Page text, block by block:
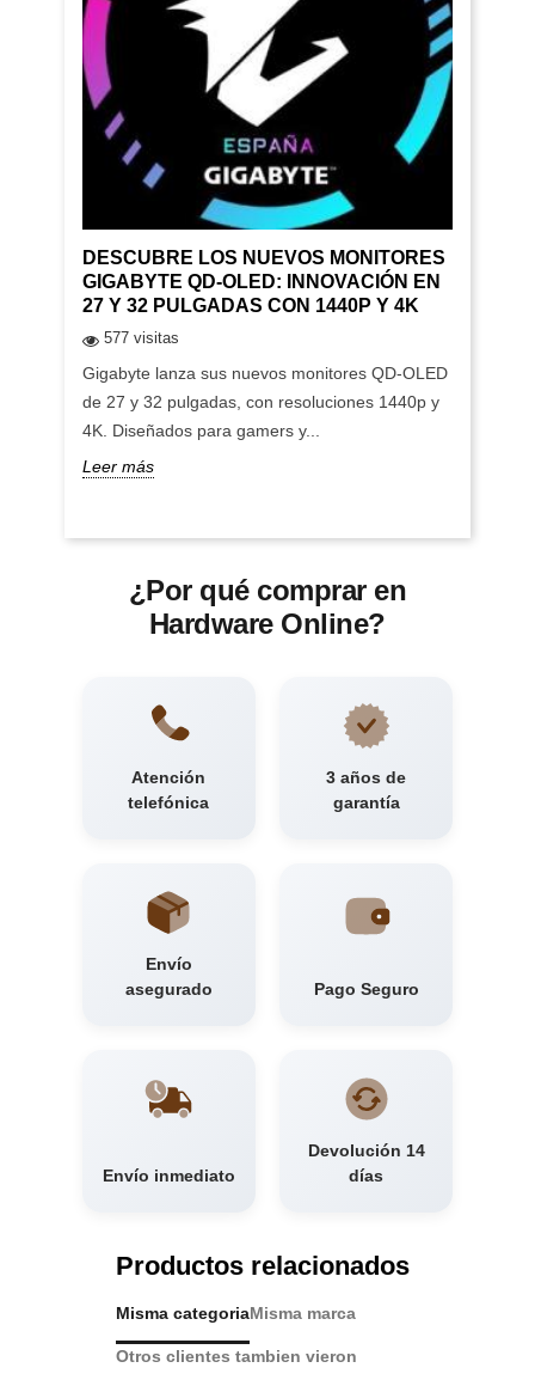
DESCUBRE LOS NUEVOS MONITORES
GIGABYTE QD-OLED: INNOVACIÓN EN
27 Y 32 PULGADAS CON 1440P Y 4K
577 visitas
Gigabyte lanza sus nuevos monitores QD-OLED
de 27 y 32 pulgadas, con resoluciones 1440p y
4K. Diseñados para gamers y...
Leer más
¿Por qué comprar en
Hardware Online?
Atención
telefónica
3 años de
garantía
Envío
asegurado
Pago Seguro
Envío inmediato
Devolución 14
días
Productos relacionados
Misma categoriaMisma marca
Otros clientes tambien vieron